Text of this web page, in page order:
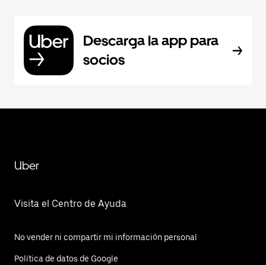
Descarga la app para
socios
Uber
Visita el Centro de Ayuda
No vender ni compartir mi información personal
Política de datos de Google